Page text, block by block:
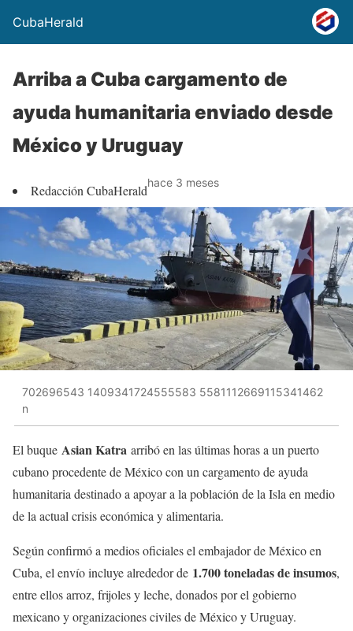
CubaHerald
Arriba a Cuba cargamento de
ayuda humanitaria enviado desde
México y Uruguay
Redacción CubaHeraldhace 3 meses
702696543 1409341724555583 5581112669115341462
n
El buque Asian Katra arribó en las últimas horas a un puerto
cubano procedente de México con un cargamento de ayuda
humanitaria destinado a apoyar a la población de la Isla en medio
de la actual crisis económica y alimentaria.
Según confirmó a medios oficiales el embajador de México en
Cuba, el envío incluye alrededor de 1.700 toneladas de insumos,
entre ellos arroz, frijoles y leche, donados por el gobierno
mexicano y organizaciones civiles de México y Uruguay.